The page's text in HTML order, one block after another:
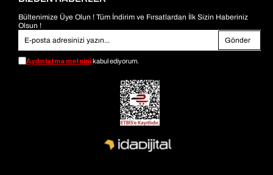
Bültenimize Üye Olun ! Tüm İndirim ve Fırsatlardan İlk Sizin Haberiniz
Olsun !
Gönder
Aydınlatma metninikabul ediyorum.